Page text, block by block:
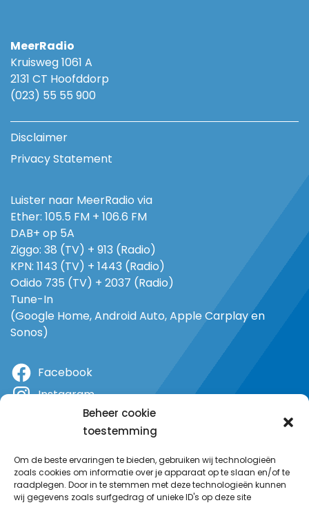
Beheer cookie
toestemming
Om de beste ervaringen te bieden, gebruiken wij technologieën
zoals cookies om informatie over je apparaat op te slaan en/of te
raadplegen. Door in te stemmen met deze technologieën kunnen
wij gegevens zoals surfgedrag of unieke ID's op deze site
MeerRadio
Kruisweg 1061 A
2131 CT Hoofddorp
(023) 55 55 900
Disclaimer
Privacy Statement
Luister naar MeerRadio via
Ether: 105.5 FM + 106.6 FM
DAB+ op 5A
Ziggo: 38 (TV) + 913 (Radio)
KPN: 1143 (TV) + 1443 (Radio)
Odido 735 (TV) + 2037 (Radio)
Tune-In
(Google Home, Android Auto, Apple Carplay en
Sonos)
Facebook
Instagram
YouTube